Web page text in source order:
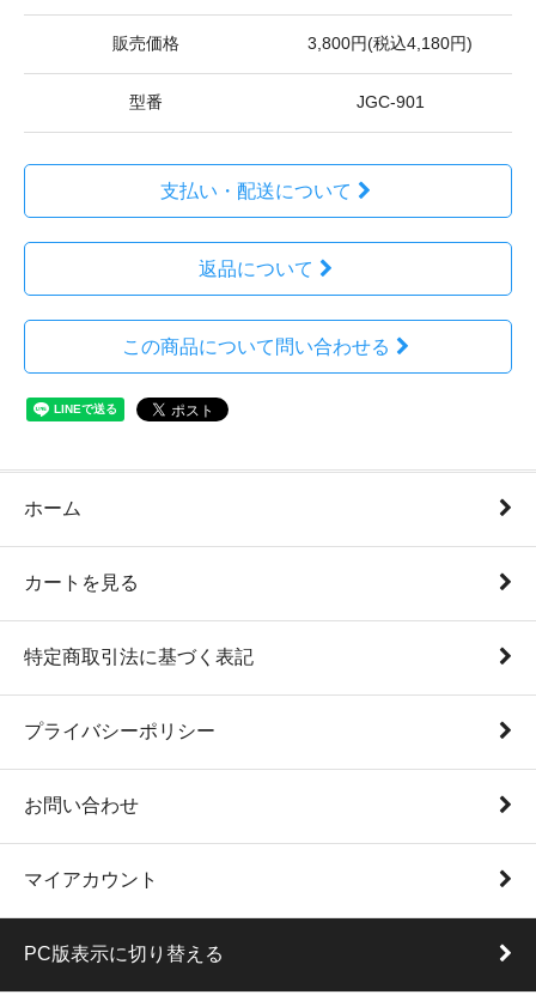
販売価格 3,800円(税込4,180円)
型番 JGC-901
支払い・配送について
返品について
この商品について問い合わせる
ホーム
カートを見る
特定商取引法に基づく表記
プライバシーポリシー
お問い合わせ
マイアカウント
PC版表示に切り替える